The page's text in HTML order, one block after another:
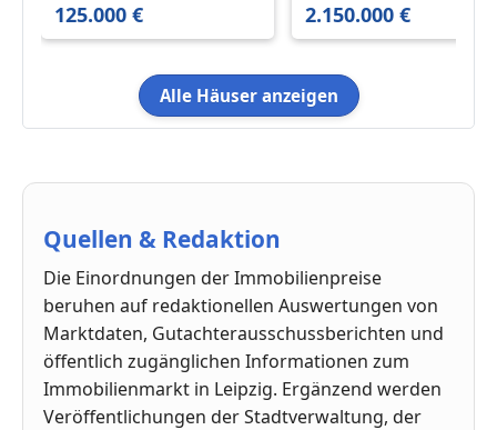
125.000 € 2.150.000 €
Alle Häuser anzeigen
Quellen & Redaktion
Die Einordnungen der Immobilienpreise
beruhen auf redaktionellen Auswertungen von
Marktdaten, Gutachterausschussberichten und
öffentlich zugänglichen Informationen zum
Immobilienmarkt in Leipzig. Ergänzend werden
Veröffentlichungen der Stadtverwaltung, der